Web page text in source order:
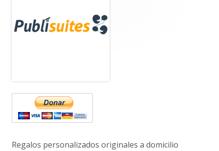
lateral
principal
Regalos personalizados originales a domicilio